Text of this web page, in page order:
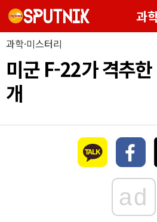
과
과학·미스터리
미군 F-22가 격추
개
ad